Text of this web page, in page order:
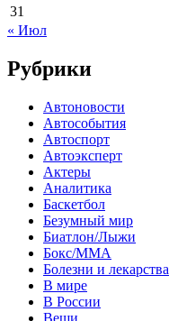
31
« Июл
Рубрики
Автоновости
Автособытия
Автоспорт
Автоэксперт
Актеры
Аналитика
Баскетбол
Безумный мир
Биатлон/Лыжи
Бокс/MMA
Болезни и лекарства
В мире
В России
Вещи